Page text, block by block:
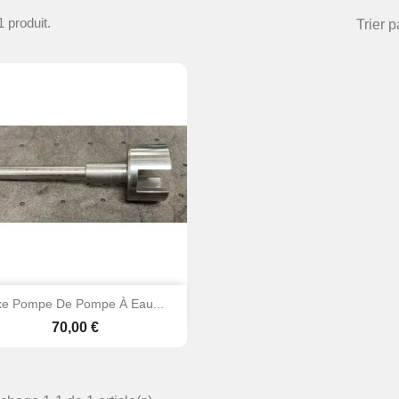
produit. Trier
Pompe De Pompe À Eau...
Prix
70,00 €
Aperçu rapide